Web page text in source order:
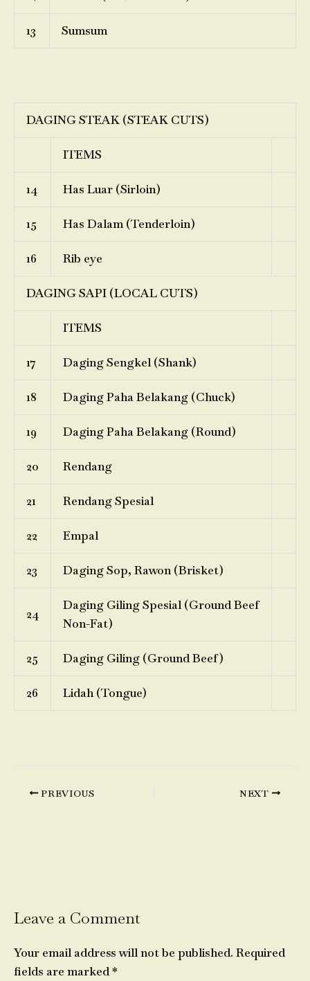
13 Sumsum
DAGING STEAK (STEAK CUTS)
ITEMS
14 Has Luar (Sirloin)
15 Has Dalam (Tenderloin)
16 Rib eye
DAGING SAPI (LOCAL CUTS)
ITEMS
17 Daging Sengkel (Shank)
18 Daging Paha Belakang (Chuck)
19 Daging Paha Belakang (Round)
20 Rendang
21 Rendang Spesial
22 Empal
23 Daging Sop, Rawon (Brisket)
24
Daging Giling Spesial (Ground Beef
Non-Fat)
25 Daging Giling (Ground Beef)
26 Lidah (Tongue)
PREVIOUS NEXT
Leave a Comment
Your email address will not be published. Required
fields are marked*